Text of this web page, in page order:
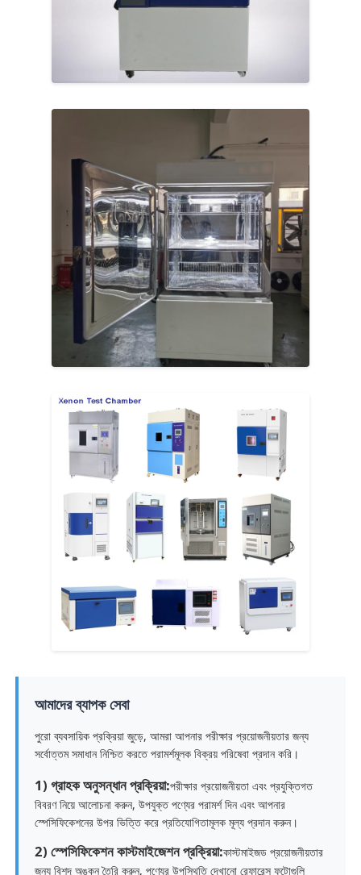
আমাদের ব্যাপক সেবা
পুরো ব্যবসায়িক প্রক্রিয়া জুড়ে, আমরা আপনার পরীক্ষার প্রয়োজনীয়তার জন্য
সর্বোত্তম সমাধান নিশ্চিত করতে পরামর্শমূলক বিক্রয় পরিষেবা প্রদান করি।
1) গ্রাহক অনুসন্ধান প্রক্রিয়া:পরীক্ষার প্রয়োজনীয়তা এবং প্রযুক্তিগত
বিবরণ নিয়ে আলোচনা করুন, উপযুক্ত পণ্যের পরামর্শ দিন এবং আপনার
স্পেসিফিকেশনের উপর ভিত্তি করে প্রতিযোগিতামূলক মূল্য প্রদান করুন।
2) স্পেসিফিকেশন কাস্টমাইজেশন প্রক্রিয়া:কাস্টমাইজড প্রয়োজনীয়তার
জন্য বিশদ অঙ্কন তৈরি করুন, পণ্যের উপস্থিতি দেখানো রেফারেন্স ফটোগুলি